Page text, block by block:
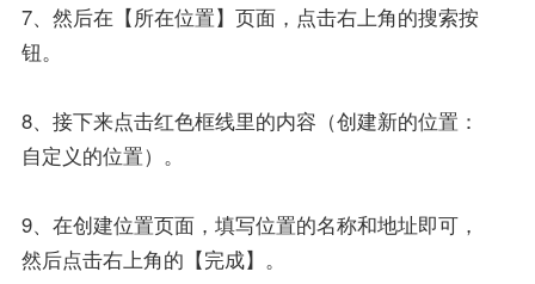
7、然后在【所在位置】页面，点击右上角的搜索按
钮。
8、接下来点击红色框线里的内容（创建新的位置：
自定义的位置）。
9、在创建位置页面，填写位置的名称和地址即可，
然后点击右上角的【完成】。